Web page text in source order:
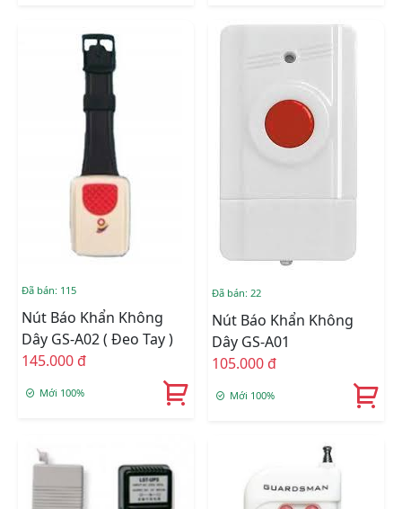
Đã bán: 115
Nút Báo Khẩn Không
Dây GS-A02 ( Đeo Tay )
145.000 đ
Mới 100%
Đã bán: 22
Nút Báo Khẩn Không
Dây GS-A01
105.000 đ
Mới 100%